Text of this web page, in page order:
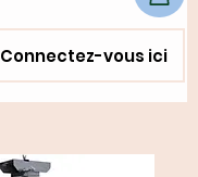
Connectez-vous ici